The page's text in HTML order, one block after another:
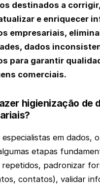
destinados a
e enriquecer
empresariais,
dados
para garantir
comerciais.
higienização de
especialistas em dados,
etapas
padronizar
contatos), validar